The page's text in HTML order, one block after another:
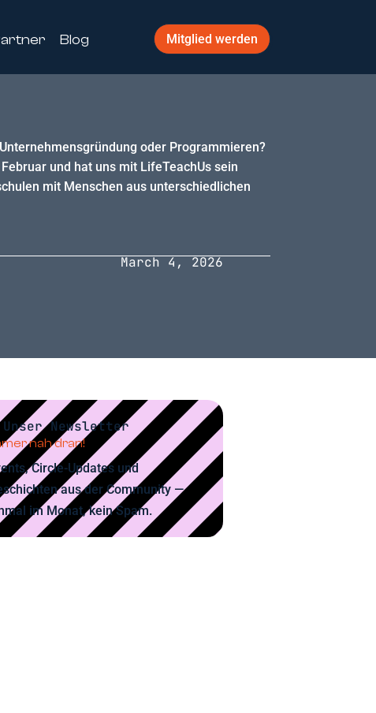
Blog Mitglied werden
oder Programmieren?
und hat uns mit LifeTeachUs sein
mit Menschen aus unterschiedlichen
March 4, 2026
Newsletter
nah dran!
Circle-Updates und
aus der Community —
im Monat, kein Spam.